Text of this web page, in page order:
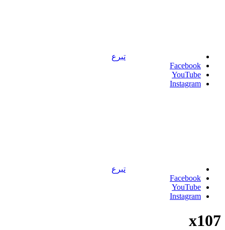
تبرع
Facebook
YouTube
Instagram
تبرع
Facebook
YouTube
Instagram
x107